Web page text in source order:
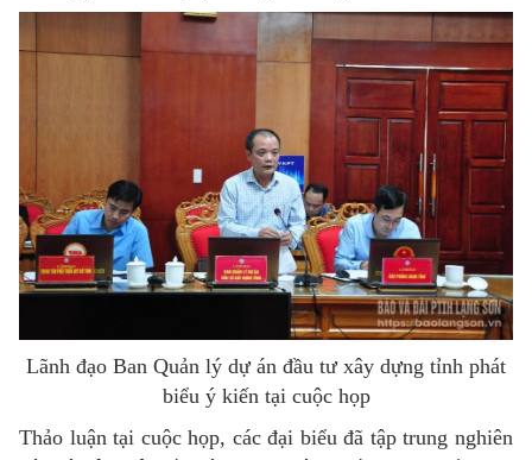
Lãnh đạo Ban Quản lý dự án đầu tư xây dựng tỉnh phát
biểu ý kiến tại cuộc họp
Thảo luận tại cuộc họp, các đại biểu đã tập trung nghiên